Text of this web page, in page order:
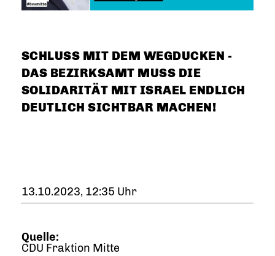
SCHLUSS MIT DEM WEGDUCKEN -
DAS BEZIRKSAMT MUSS DIE
SOLIDARITÄT MIT ISRAEL ENDLICH
DEUTLICH SICHTBAR MACHEN!
13.10.2023, 12:35 Uhr
Quelle:
CDU Fraktion Mitte